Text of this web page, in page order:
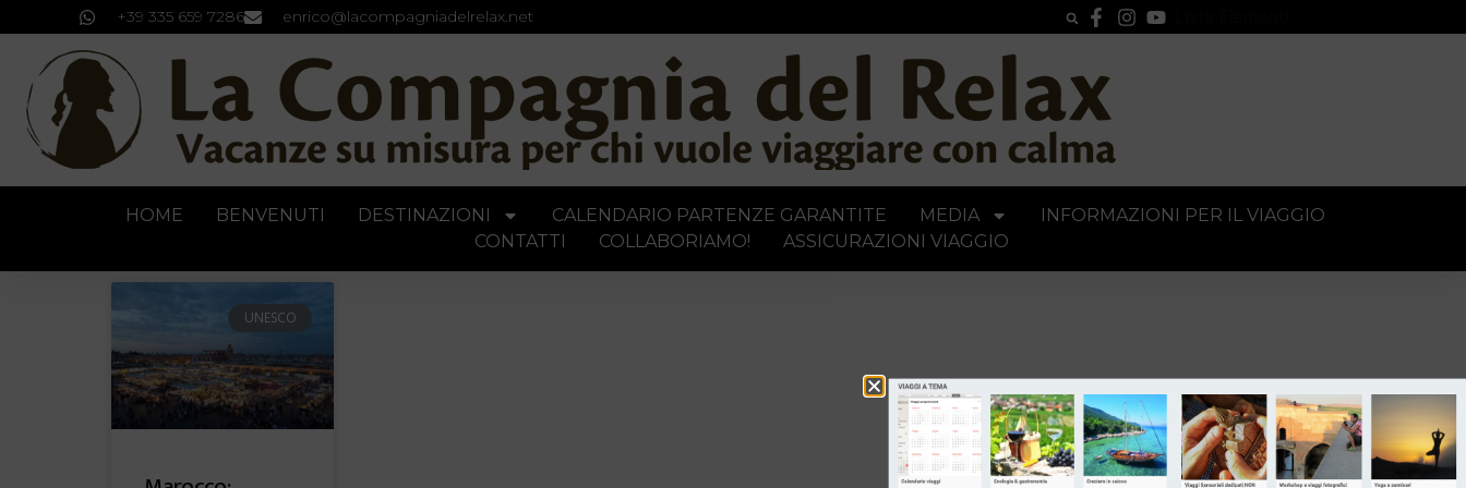
+39 335 659 7286 enrico@lacompagniadelrelax.net
HOME BENVENUTI DESTINAZIONI CALENDARIO PARTENZE GARANTITE MEDIA
INFORMAZIONI PER IL VIAGGIO
CONTATTI
COLLABORIAMO! ASSICURAZIONI VIAGGIO
UNESCO